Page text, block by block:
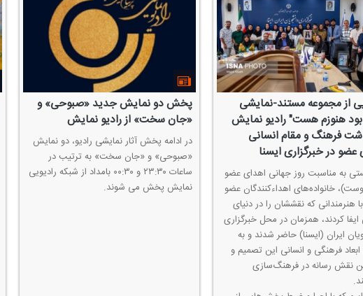
از مجموعه مستند-نمایشی
هنوزم هست" رادیو نمایش
فرهنگ و مقام انسانی
عضو در خبرگزاری ایسنا
به مناسبت روز جهانی اهدای عضو
آگوست)، خانواده‌های اهداءكنندگان عضو
هنرمندانی كه نقششان را در دنیای
كردند، همزمان در محل خبرگزاری
ایران (ایسنا) حاضر شدند و به
فرهنگی و انسانی این تصمیم و
نقش رسانه در فرهنگ‌سازی
پخش دو نمایش جدید «صبوحی» و
«جان سخت» از رادیو نمایش
در ادامه پخش آثار نمایشی رادیو، دو نمایش
«صبوحی» و «جان سخت» به ترتیب در
ساعات ۲۳:۳۰ و ۰۰:۳۰ بامداد از شبكه رادیویی
نمایش پخش می شوند.